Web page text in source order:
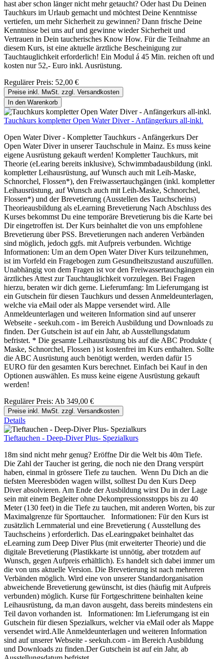
hast aber schon länger nicht mehr getaucht? Oder hast Du Deinen
Tauchkurs im Urlaub gemacht und möchtest Deine Kenntnisse
vertiefen, um mehr Sicherheit zu gewinnen? Dann frische Deine
Kenntnisse bei uns auf und gewinne wieder Sicherheit und
Vertrauen in Dein taucherisches Know How. Für die Teilnahme an
diesem Kurs, ist eine aktuelle ärztliche Bescheinigung zur
Tauchtauglichkeit erforderlich! Ein Modul á 45 Min. reichen oft und
kosten nur 52,- Euro inkl. Ausrüstung.
Regulärer Preis: 52,00 €
Preise inkl. MwSt. zzgl. Versandkosten
In den Warenkorb
Tauchkurs kompletter Open Water Diver - Anfängerkurs all-inkl.
Open Water Diver - Kompletter Tauchkurs - Anfängerkurs Der
Open Water Diver in unserer Tauchschule in Mainz. Es muss keine
eigene Ausrüstung gekauft werden! Kompletter Tauchkurs, mit
Theorie (eLearing bereits inklusive), Schwimmbadausbildung (inkl.
kompletter Leihausrüstung, auf Wunsch auch mit Leih-Maske,
Schnorchel, Flossen*), den Freiwassertauchgängen (inkl. kompletter
Leihausrüstung, auf Wunsch auch mit Leih-Maske, Schnorchel,
Flossen*) und der Brevetierung (Ausstellen des Tauchscheins)
Theorieausbildung als eLearning Brevetierung Nach Abschluss des
Kurses bekommst Du eine temporäre Brevetierung bis die Karte bei
Dir eingetroffen ist. Der Kurs beinhaltet die von uns empfohlene
Brevetierung über PSS. Brevetierungen nach anderen Verbänden
sind möglich, jedoch ggfs. mit Aufpreis verbunden. Wichtige
Informationen: Um an dem Open Water Diver Kurs teilzunehmen,
ist im Vorfeld ein Fragebogen zum Gesundheitszustand auszufüllen.
Unabhängig von dem Fragen ist vor den Freiwassertauchgängen ein
ärztliches Attest zur Tauchtauglichkeit vorzulegen. Bei Fragen
hierzu, beraten wir dich gerne. Lieferumfang: Im Lieferumgang ist
ein Gutschein für diesen Tauchkurs und dessen Anmeldeunterlagen,
welche via eMail oder als Mappe versendet wird. Alle
Anmeldeunterlagen und weiteren Information sind auf unserer
Webseite - seekuh.com - im Bereich Ausbildung und Downloads zu
finden. Der Gutschein ist auf ein Jahr, ab Ausstellungsdatum
befristet. * Die gesamte Leihausrüstung bis auf die ABC Produkte (
Maske, Schnorchel, Flossen ) ist kostenfrei im Kurs enthalten. Sollte
die ABC Ausrüstung auch benötigt werden, werden dafür 15
EURO für den gesamten Kurs berechnet. Einfach bei Kauf in den
Optionen auswählen. Es muss keine eigene Ausrüstung gekauft
werden!
Regulärer Preis: Ab 349,00 €
Preise inkl. MwSt. zzgl. Versandkosten
Details
Tieftauchen - Deep-Diver Plus- Spezialkurs
18m sind nicht mehr genug? Eröffne Dir die Welt bis 40m Tiefe.
Die Zahl der Taucher ist gering, die noch nie den Drang verspürt
haben, einmal in grössere Tiefe zu tauchen. Wenn Du Dich an die
tiefsten Meeresböden wagen willst, solltest Du den Kurs Deep
Diver absolvieren. Am Ende der Ausbildung wirst Du in der Lage
sein mit einem Begleiter ohne Dekompressionsstopps bis zu 40
Meter (130 feet) in die Tiefe zu tauchen, mit anderen Worten, bis zur
Maximalgrenze für Sporttaucher. Informationen: Für den Kurs ist
zusätzlich Lernmaterial und eine Brevetierung ( Ausstellung des
Tauchscheins ) erforderlich. Das eLearingpaket beinhaltet das
eLearning zum Deep Diver Plus (mit erweiterter Theorie) und die
digitale Brevetierung (Plastikkarte ist unnötig, aber trotzdem auf
Wunsch, gegen Aufpreis erhältlich). Es handelt sich dabei immer um
die von uns aktuelle Version. Die Brevetierung ist nach mehreren
Verbänden möglich. Wird eine von unserer Standardorganisation
abweichende Brevetierung gewünscht, ist dies (häufig mit Aufpreis
verbunden) möglich. Kurse für Fortgeschrittene beinhalten keine
Leihausrüstung, da m,an davon ausgeht, dass bereits mindestens ein
Teil davon vorhanden ist. Informationen: Im Lieferumgang ist ein
Gutschein für diesen Spezialkurs, welcher via eMail oder als Mappe
versendet wird.Alle Anmeldeunterlagen und weiteren Information
sind auf unserer Webseite - seekuh.com - im Bereich Ausbildung
und Downloads zu finden.Der Gutschein ist auf ein Jahr, ab